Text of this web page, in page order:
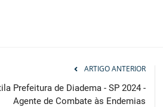
ARTIGO ANTERIOR
Prefeitura de Diadema - SP 2024 -
Agente de Combate às Endemias